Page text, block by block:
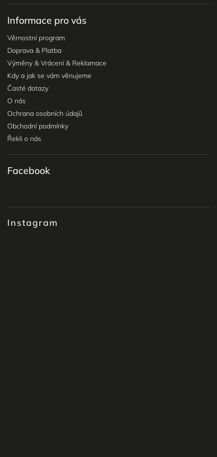
Informace pro vás
Věrnostní program
Doprava & Platba
Výměny & Vrácení & Reklamace
Kdy a jak se vám věnujeme
Časté dotazy
O nás
Ochrana osobních údajů
Obchodní podmínky
Řekli o nás
Instagram
Facebook